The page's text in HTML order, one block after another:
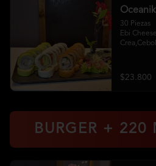
30 Piezas
Ebi
Chikken
$23.800
BURGER + 220